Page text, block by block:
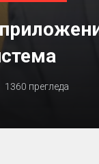
1360 прегледа